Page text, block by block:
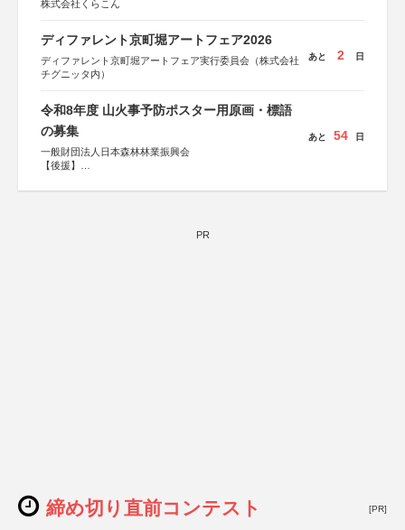
株式会社くらこん
ディファレント京町堀アートフェア2026
ディファレント京町堀アートフェア実行委員会（株式会社
チグニッタ内）
あと 2 日
令和8年度 山火事予防ポスター用原画・標語
の募集
一般財団法人日本森林林業振興会
【後援】
会、森林火災対策協会
あと 54 日
PR
締め切り直前コンテスト [PR]